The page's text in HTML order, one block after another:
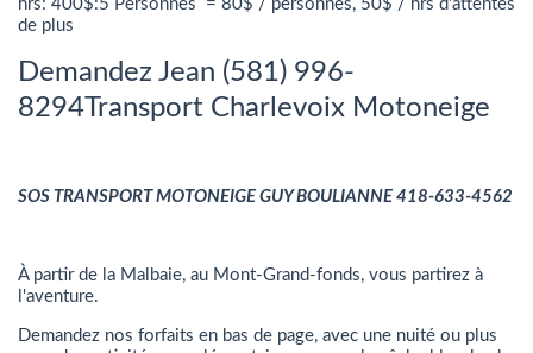
hrs: 400$:5 Personnes = 80$ / personnes, 50$ / hrs d'attentes
de plus
Demandez Jean (581) 996-
8294Transport Charlevoix Motoneige
SOS TRANSPORT MOTONEIGE GUY BOULIANNE 418-633-4562
À partir de la Malbaie, au Mont-Grand-fonds, vous partirez à
l'aventure.
Demandez nos forfaits en bas de page, avec une nuité ou plus